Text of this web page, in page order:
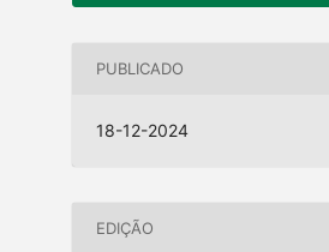
PUBLICADO
18-12-2024
EDIÇÃO